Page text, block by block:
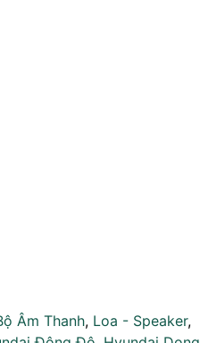
Âm Thanh, Loa - Speaker,